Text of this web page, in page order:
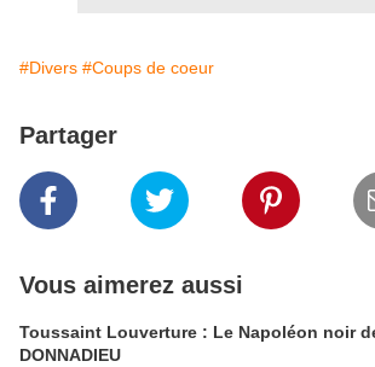
#Divers #Coups de coeur
Partager
Vous aimerez aussi
Toussaint Louverture : Le Napoléon noir
DONNADIEU